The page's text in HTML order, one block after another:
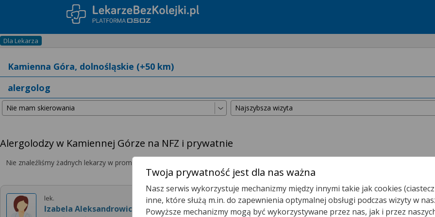
Dla Lekarza
Alergolodzy w Kamiennej Górze na NFZ i prywatnie
Nie znaleźliśmy żadnych lekarzy w promieniu
lek.
Izabela Aleksandrowicz
Poradnia Alergologiczna
Twoja prywatność jest dla nas ważna
Nasz serwis wykorzystuje mechanizmy między innymi takie jak cookies
inne, które służą m.in. do zapewnienia optymalnej obsługi podczas wizyty w
Powyższe mechanizmy mogą być wykorzystywane przez nas, jak i przez